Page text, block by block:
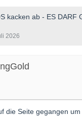
kacken ab - ES DARF
2026
die Seite gegangen